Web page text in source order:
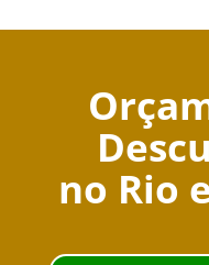
no Rio